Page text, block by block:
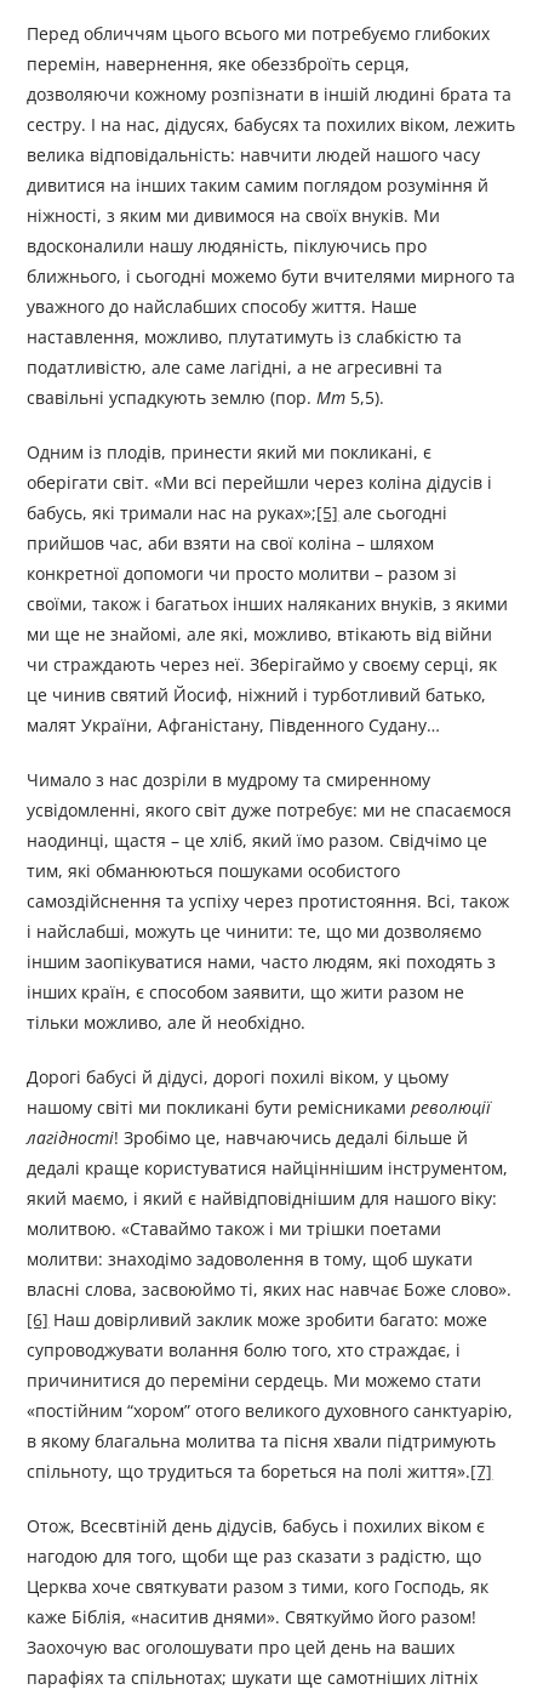
Перед обличчям цього всього ми потребуємо глибоких
перемін, навернення, яке обеззброїть серця,
дозволяючи кожному розпізнати в іншій людині брата та
сестру. І на нас, дідусях, бабусях та похилих віком, лежить
велика відповідальність: навчити людей нашого часу
дивитися на інших таким самим поглядом розуміння й
ніжності, з яким ми дивимося на своїх внуків. Ми
вдосконалили нашу людяність, піклуючись про
ближнього, і сьогодні можемо бути вчителями мирного та
уважного до найслабших способу життя. Наше
наставлення, можливо, плутатимуть із слабкістю та
податливістю, але саме лагідні, а не агресивні та
свавільні успадкують землю (пор.Мт 5,5).
Одним із плодів, принести який ми покликані, є
оберігати світ. «Ми всі перейшли через коліна дідусів і
бабусь, які тримали нас на руках»;[5] але сьогодні
прийшов час, аби взяти на свої коліна – шляхом
конкретної допомоги чи просто молитви – разом зі
своїми, також і багатьох інших наляканих внуків, з якими
ми ще не знайомі, але які, можливо, втікають від війни
чи страждають через неї. Зберігаймо у своєму серці, як
це чинив святий Йосиф, ніжний і турботливий батько,
малят України, Афганістану, Південного Судану…
Чимало з нас дозріли в мудрому та смиренному
усвідомленні, якого світ дуже потребує: ми не спасаємося
наодинці, щастя – це хліб, який їмо разом. Свідчімо це
тим, які обманюються пошуками особистого
самоздійснення та успіху через протистояння. Всі, також
і найслабші, можуть це чинити: те, що ми дозволяємо
іншим заопікуватися нами, часто людям, які походять з
інших країн, є способом заявити, що жити разом не
тільки можливо, але й необхідно.
Дорогі бабусі й дідусі, дорогі похилі віком, у цьому
нашому світі ми покликані бути ремісникамиреволюції
лагідності! Зробімо це, навчаючись дедалі більше й
дедалі краще користуватися найціннішим інструментом,
який маємо, і який є найвідповіднішим для нашого віку:
молитвою. «Ставаймо також і ми трішки поетами
молитви: знаходімо задоволення в тому, щоб шукати
власні слова, засвоюймо ті, яких нас навчає Боже слово».
[6] Наш довірливий заклик може зробити багато: може
супроводжувати волання болю того, хто страждає, і
причинитися до переміни сердець. Ми можемо стати
«постійним “хором” отого великого духовного санктуарію,
в якому благальна молитва та пісня хвали підтримують
спільноту, що трудиться та бореться на полі життя».[7]
Отож, Всесвтіній день дідусів, бабусь і похилих віком є
нагодою для того, щоби ще раз сказати з радістю, що
Церква хоче святкувати разом з тими, кого Господь, як
каже Біблія, «наситив днями». Святкуймо його разом!
Заохочую вас оголошувати про цей день на ваших
парафіях та спільнотах; шукати ще самотніших літніх